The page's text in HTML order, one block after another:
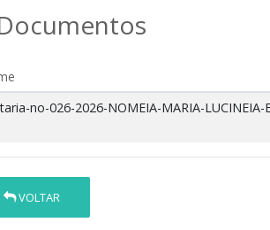
no-026-2026-NOMEIA-MARIA-
VOLTAR